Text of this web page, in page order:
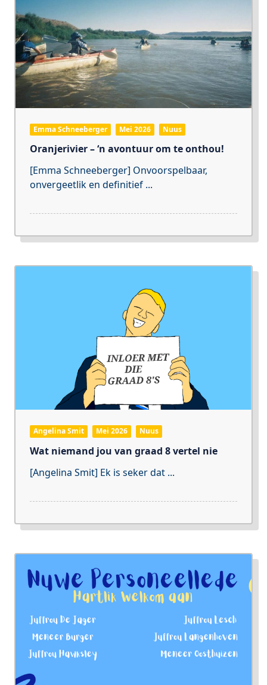
Emma Schneeberger Mei 2026 Nuus
Oranjerivier – ‘n avontuur om te onthou!
[Emma Schneeberger] Onvoorspelbaar,
onvergeetlik en definitief ...
Angelina Smit Mei 2026 Nuus
Wat niemand jou van graad 8 vertel nie
[Angelina Smit] Ek is seker dat ...